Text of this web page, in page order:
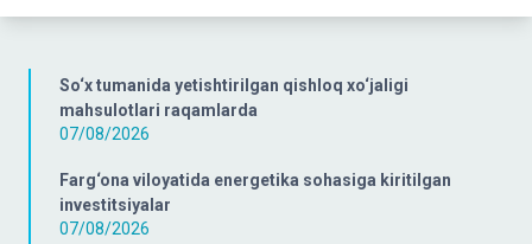
So‘x tumanida yetishtirilgan qishloq xo‘jaligi
mahsulotlari raqamlarda
07/08/2026
Farg‘ona viloyatida energetika sohasiga kiritilgan
investitsiyalar
07/08/2026